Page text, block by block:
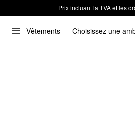
Prix incluant la TVA et les
Vêtements Choisissez une